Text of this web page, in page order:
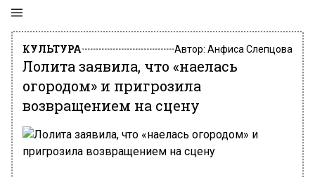
КУЛЬТУРА Автор: Анфиса Слепцова
Лолита заявила, что «наелась
огородом» и пригрозила
возвращением на сцену